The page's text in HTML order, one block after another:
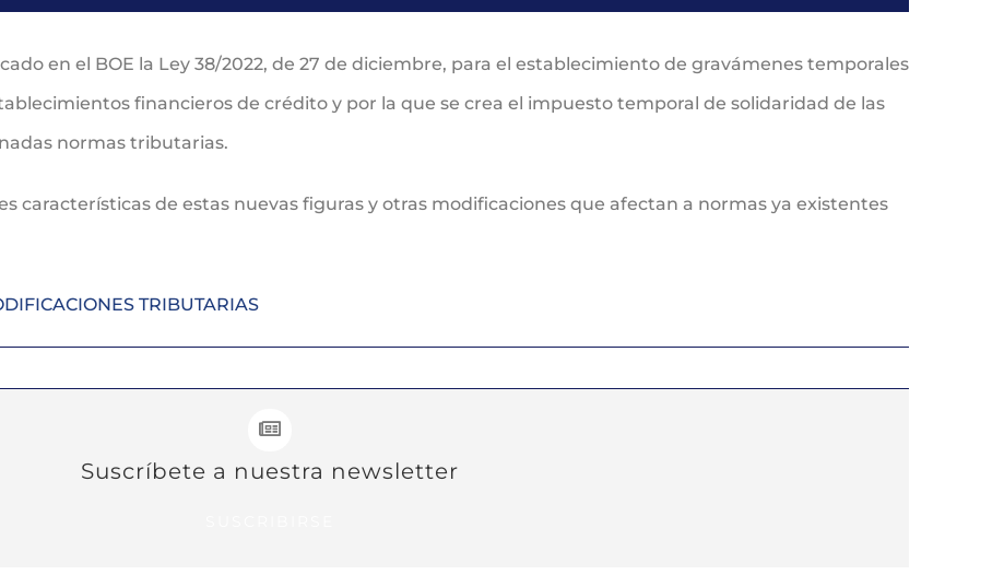
en el BOE la Ley 38/2022, de 27 de diciembre, para el establecimiento de gravámenes temporales
financieros de crédito y por la que se crea el impuesto temporal de solidaridad de las
normas tributarias.
características de estas nuevas figuras y otras modificaciones que afectan a normas ya existentes
TRIBUTARIAS
Suscríbete a nuestra newsletter